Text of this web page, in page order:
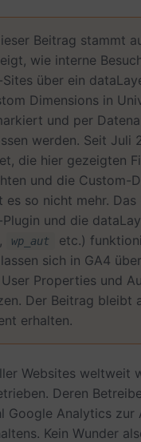
Beitrag stammt
wie interne
Sites über ein
Dimensions in
und per
werden. Seit Juli
die hier gezeigten
und die Custom-
es so nicht mehr. Das
Plugin und die
, wp_aut
etc.)
sich in GA4
Properties und
Der Beitrag bleibt
erhalten.
Websites weltweit
Deren
Google Analytics zur
Kein Wunder